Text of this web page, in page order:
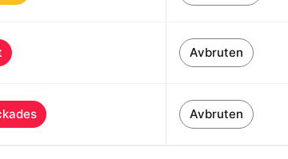
Avbruten
Avbruten